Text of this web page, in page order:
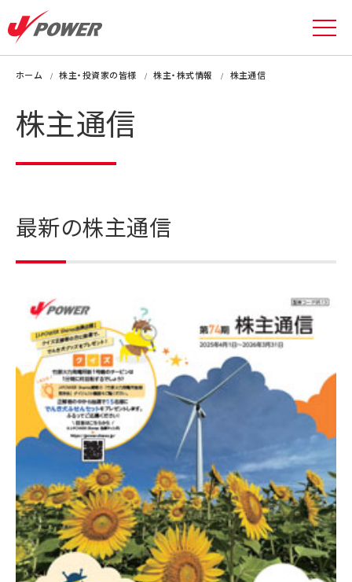
ホーム 株主・投資家の皆様 株主・株式情報 株主通信
株主通信
最新の株主通信